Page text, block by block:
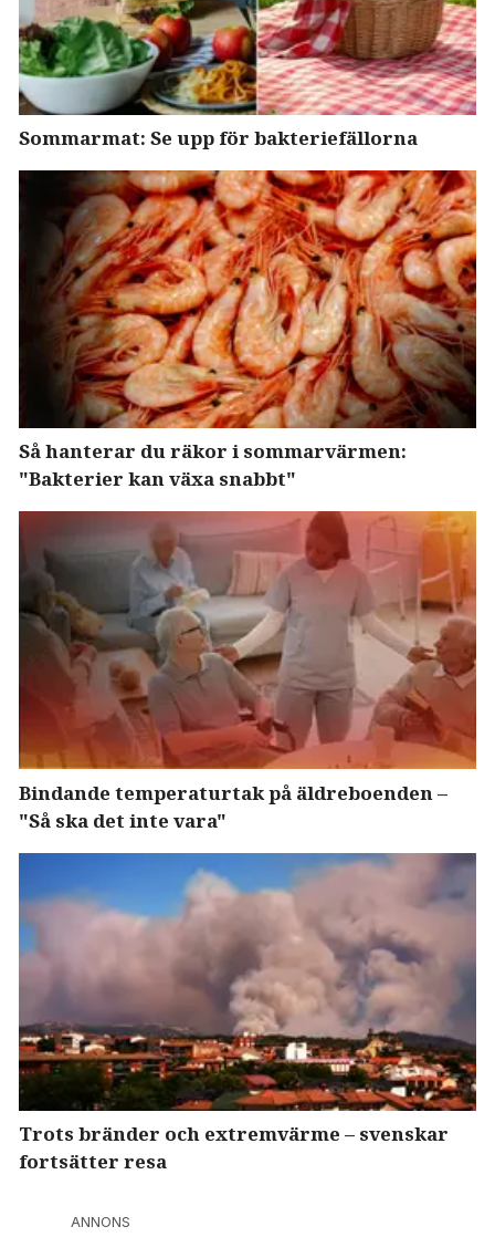
Sommarmat: Se upp för bakteriefällorna
Så hanterar du räkor i sommarvärmen:
"Bakterier kan växa snabbt"
Bindande temperaturtak på äldreboenden –
"Så ska det inte vara"
Trots bränder och extremvärme – svenskar
fortsätter resa
ANNONS